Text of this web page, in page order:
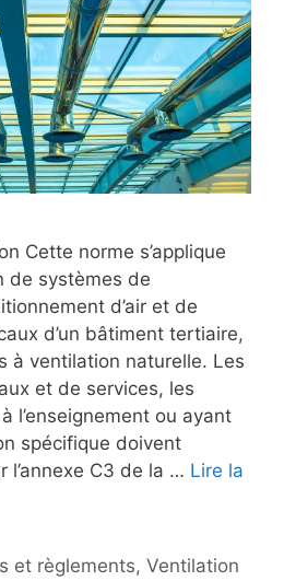
Cette norme s’applique
de systèmes de
d’air et de
d’un bâtiment tertiaire,
à ventilation naturelle. Les
et de services, les
l’enseignement ou ayant
spécifique doivent
l’annexe C3 de la … Lire la
et règlements,Ventilation